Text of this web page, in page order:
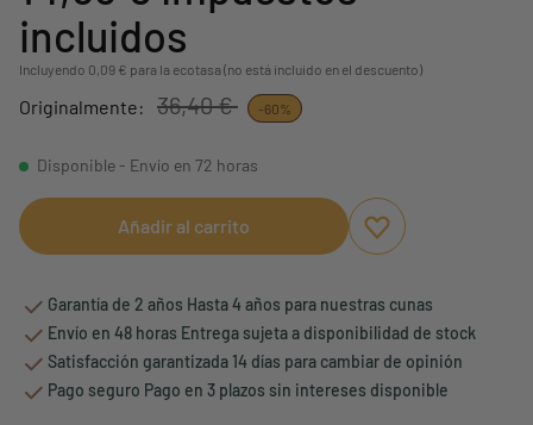
incluidos
Incluyendo 0,09 € para la ecotasa (no está incluido en el descuento)
Originalmente: 36,40 € -60%
Disponible - Envío en 72 horas
Añadir al carrito
Aggiungi ai
borrar favoritos
Garantía de 2 años Hasta 4 años para nuestras cunas
Envío en 48 horas Entrega sujeta a disponibilidad de stock
Satisfacción garantizada 14 días para cambiar de opinión
Pago seguro Pago en 3 plazos sin intereses disponible